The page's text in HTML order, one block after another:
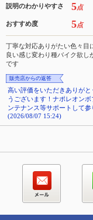
説明のわかりやすさ 5点
おすすめ度 5点
丁寧な対応ありがたい色々目
良い感じ変わり種バイク欲し
です
販売店からの返答
高い評価をいただきありが
うございます！ナポレオン
ンテナンス等サポートして
(2026/08/07 15:24)